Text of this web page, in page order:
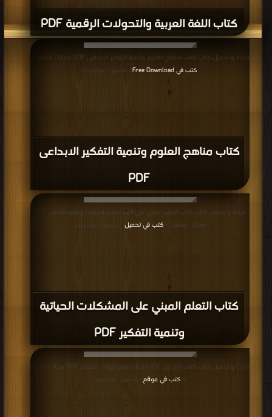
كتاب اللغة العربية والتحولات الرقمية PDF
كتاب مناهج العلوم وتنمية التفكير الابداعى
PDF
قراءة و تحميل كتاب كتاب مناهج العلوم وتنمية التفكير الابداعى PDF مجانا | مكتبة >
كتب في Free Download
| التحميل : مرة/مرات
كتاب التعلم المبني على المشكلات الحياتية
وتنمية التفكير PDF
مجانا | مكتبة >كتب في تحميل | التحميل : مرة/مرات
قراءة و تحميل كتاب كتاب أكثر من 100 فكرة لتعليم مهارات التفكير PDF مجانا | مكتبة
> كتب في موقع | التحميل : مرة/مرات